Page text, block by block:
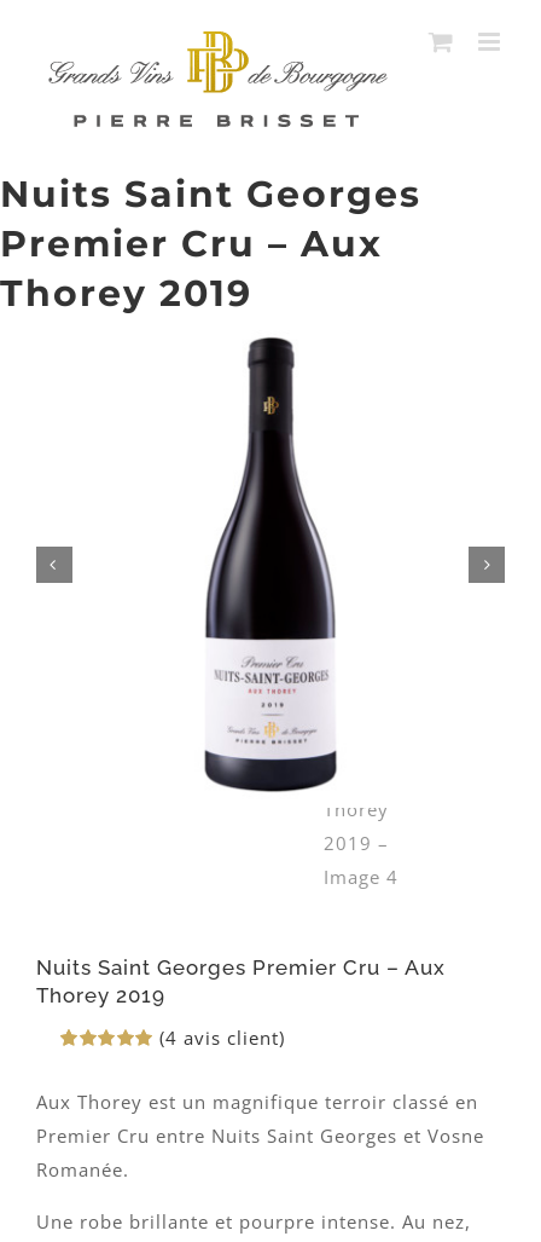
contenu
Nuits Saint Georges
Premier Cru – Aux
Thorey 2019
Nuits Saint Georges Premier Cru – Aux
Thorey 2019
sur
notations
client
(4 avis client)
Aux Thorey est un magnifique terroir classé en
Premier Cru entre Nuits Saint Georges et Vosne
Romanée.
Une robe brillante et pourpre intense. Au nez,